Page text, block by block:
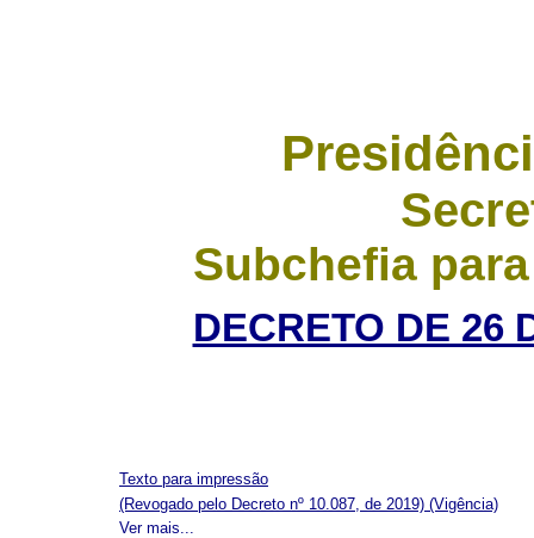
Subchefia
DECRETO DE 26
Texto para impressão
Ver mais...
(Revogado pelo Decreto nº 10.087, de 2019) (Vigência)